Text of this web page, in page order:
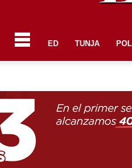
ED TUNJA